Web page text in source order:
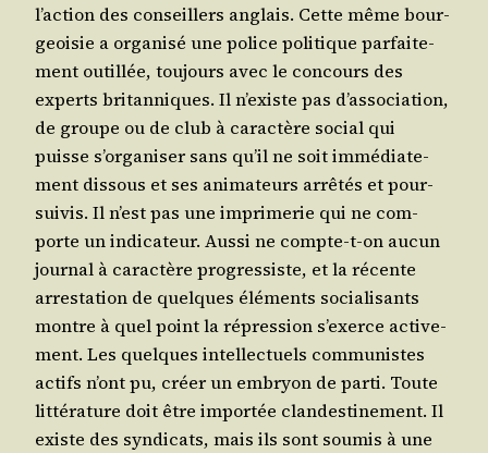
l’ac­tion des conseillers anglais. Cette même bour­
geoi­sie a orga­ni­sé une police poli­tique par­fai­te­
ment outillée, tou­jours avec le concours des
experts bri­tan­niques. Il n’existe pas d’as­so­cia­tion,
de groupe ou de club à carac­tère social qui
puisse s’or­ga­ni­ser sans qu’il ne soit immé­dia­te­
ment dis­sous et ses ani­ma­teurs arrê­tés et pour­
sui­vis. Il n’est pas une impri­me­rie qui ne com­
porte un indi­ca­teur. Aus­si ne compte-t-on aucun
jour­nal à carac­tère pro­gres­siste, et la récente
arres­ta­tion de quelques élé­ments socia­li­sants
montre à quel point la répres­sion s’exerce acti­ve­
ment. Les quelques intel­lec­tuels com­mu­nistes
actifs n’ont pu, créer un embryon de par­ti. Toute
lit­té­ra­ture doit être impor­tée clan­des­ti­ne­ment. Il
existe des syn­di­cats, mais ils sont sou­mis à une